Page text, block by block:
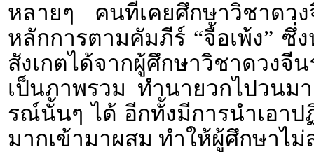
หลายๆ คนที่เคยศึกษาวิชาดว
หลักการตามคัมภีร์ “จื้อเพ้ง” ซึ่
สังเกตได้จากผู้ศึกษาวิชาดวง
เป็นภาพรวม ทำนายวกไปวนม
รณ์นั้นๆ ได้ อีกทั้งมีการนำเอาป
มากเข้ามาผสม ทำให้ผู้ศึกษาไ